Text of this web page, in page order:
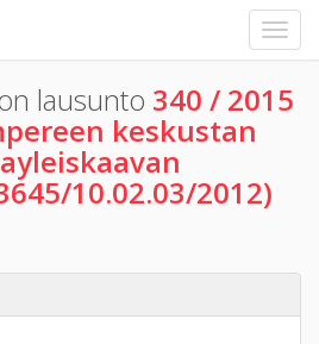
lausunto 340 / 2015
keskustan
10.02.03/2012)